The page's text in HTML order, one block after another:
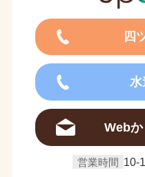
四
水
Web
営業時間 10-